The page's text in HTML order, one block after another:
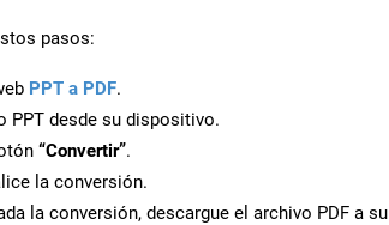
pasos:
PPT a PDF.
PPT desde su dispositivo.
“Convertir”.
la conversión.
la conversión, descargue el archivo PDF a su